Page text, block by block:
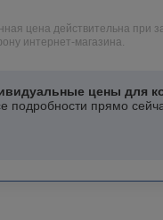
цена действительна при
интернет-магазина.
цены для
подробности прямо